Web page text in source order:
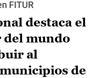
FITUR
destaca el
del mundo
al
de